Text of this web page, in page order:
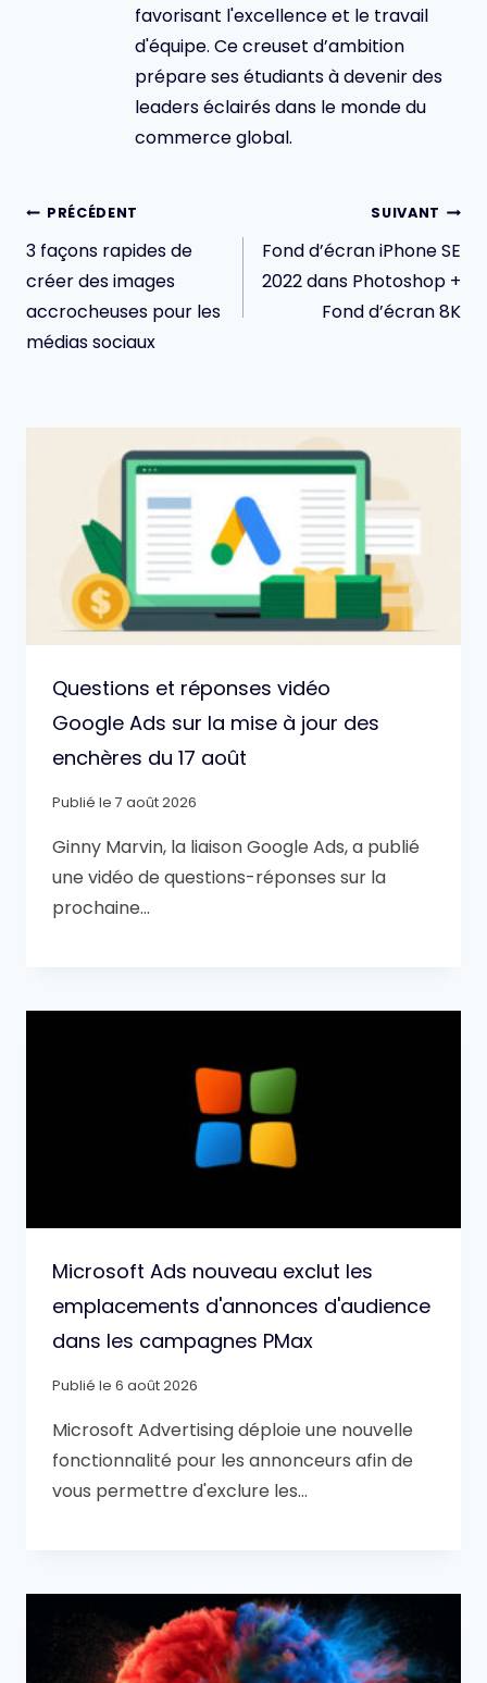
favorisant l'excellence et le travail
d'équipe. Ce creuset d’ambition
prépare ses étudiants à devenir des
leaders éclairés dans le monde du
commerce global.
Navigation
de
l’article
PRÉCÉDENT
3 façons rapides de
créer des images
accrocheuses pour les
médias sociaux
SUIVANT
Fond d’écran iPhone SE
2022 dans Photoshop +
Fond d’écran 8K
Questions et réponses vidéo
Google Ads sur la mise à jour des
enchères du 17 août
Publié le 7 août 2026
Ginny Marvin, la liaison Google Ads, a publié
une vidéo de questions-réponses sur la
prochaine…
Microsoft Ads nouveau exclut les
emplacements d'annonces d'audience
dans les campagnes PMax
Publié le 6 août 2026
Microsoft Advertising déploie une nouvelle
fonctionnalité pour les annonceurs afin de
vous permettre d'exclure les…